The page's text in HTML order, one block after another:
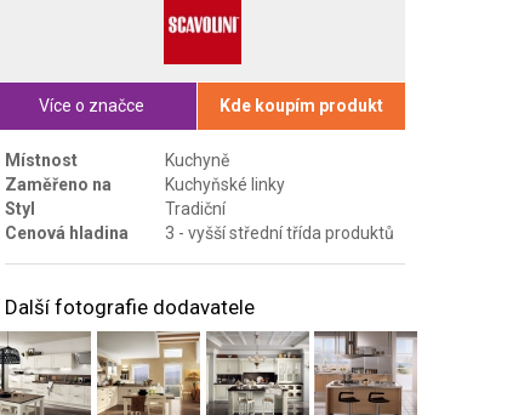
Více o značce Kde koupím produkt
Místnost
Kuchyně
Zaměřeno na
Kuchyňské linky
Styl
Tradiční
Cenová hladina
3 - vyšší střední třída produktů
Další fotografie dodavatele